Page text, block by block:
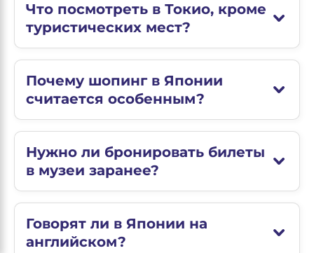
Что посмотреть в Токио, кроме
туристических мест?
Почему шопинг в Японии
считается особенным?
Нужно ли бронировать билеты
в музеи заранее?
Говорят ли в Японии на
английском?